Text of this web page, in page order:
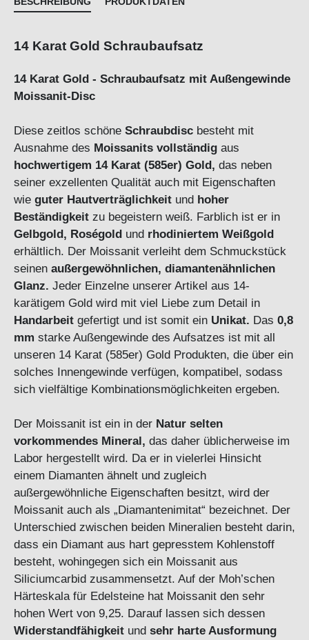
14 Karat Gold Schraubaufsatz
14 Karat Gold - Schraubaufsatz mit Außengewinde
Moissanit-Disc
Diese zeitlos schöne Schraubdisc besteht mit
Ausnahme des Moissanits vollständig aus
hochwertigem 14 Karat (585er) Gold, das neben
seiner exzellenten Qualität auch mit Eigenschaften
wie guter Hautverträglichkeit und hoher
Beständigkeit zu begeistern weiß. Farblich ist er in
Gelbgold, Roségold und rhodiniertem Weißgold
erhältlich. Der Moissanit verleiht dem Schmuckstück
seinen außergewöhnlichen, diamantenähnlichen
Glanz. Jeder Einzelne unserer Artikel aus 14-
karätigem Gold wird mit viel Liebe zum Detail in
Handarbeit gefertigt und ist somit ein Unikat. Das 0,8
mm starke Außengewinde des Aufsatzes ist mit all
unseren 14 Karat (585er) Gold Produkten, die über ein
solches Innengewinde verfügen, kompatibel, sodass
sich vielfältige Kombinationsmöglichkeiten ergeben.
Der Moissanit ist ein in der Natur selten
vorkommendes Mineral, das daher üblicherweise im
Labor hergestellt wird. Da er in vielerlei Hinsicht
einem Diamanten ähnelt und zugleich
außergewöhnliche Eigenschaften besitzt, wird der
Moissanit auch als „Diamantenimitat“ bezeichnet. Der
Unterschied zwischen beiden Mineralien besteht darin,
dass ein Diamant aus hart gepresstem Kohlenstoff
besteht, wohingegen sich ein Moissanit aus
Siliciumcarbid zusammensetzt. Auf der Moh’schen
Härteskala für Edelsteine hat Moissanit den sehr
hohen Wert von 9,25. Darauf lassen sich dessen
Widerstandfähigkeit und sehr harte Ausformung